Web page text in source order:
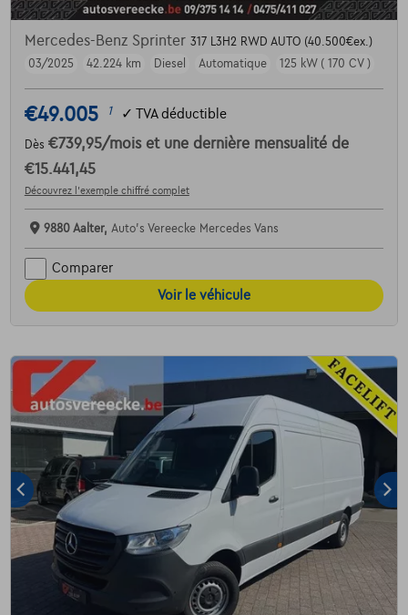
Mercedes-Benz Sprinter 317 L3H2 RWD AUTO (40.500€ex.)
03/2025
42.224 km Diesel Automatique 125 kW ( 170 CV )
€49.005 1 ✓ TVA déductible
Dès €739,95/mois et une dernière mensualité de
€15.441,45
Découvrez l’exemple chiffré complet
9880 Aalter, Auto's Vereecke Mercedes Vans
Comparer
Voir le véhicule